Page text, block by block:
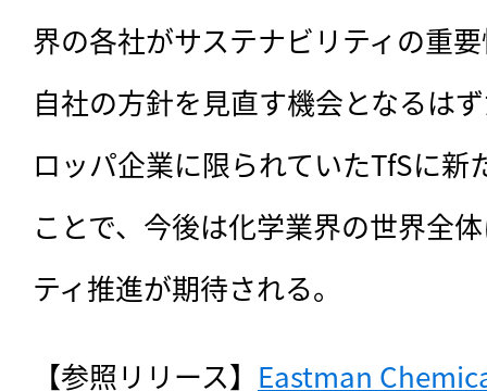
界の各社がサステナビリティの重
自社の方針を見直す機会となるは
ロッパ企業に限られていたTfSに新
ことで、今後は化学業界の世界全
ティ推進が期待される。
【参照リリース】 Eastman